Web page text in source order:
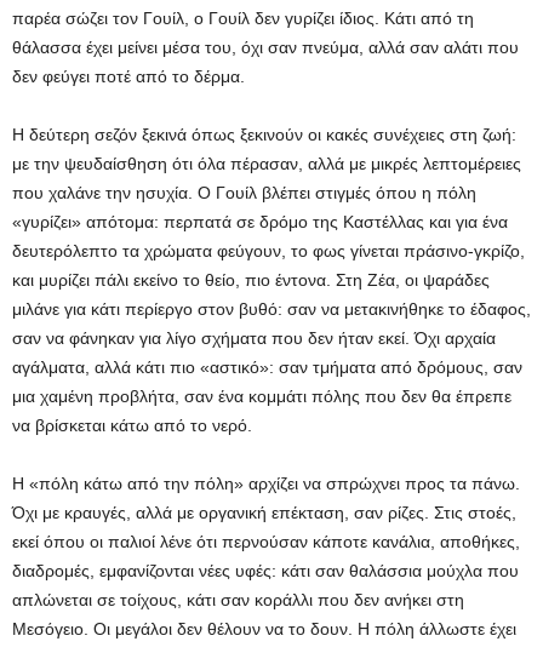
παρέα σώζει τον Γουίλ, ο Γουίλ δεν γυρίζει ίδιος. Κάτι από τη
θάλασσα έχει μείνει μέσα του, όχι σαν πνεύμα, αλλά σαν αλάτι που
δεν φεύγει ποτέ από το δέρμα.
Η δεύτερη σεζόν ξεκινά όπως ξεκινούν οι κακές συνέχειες στη ζωή:
με την ψευδαίσθηση ότι όλα πέρασαν, αλλά με μικρές λεπτομέρειες
που χαλάνε την ησυχία. Ο Γουίλ βλέπει στιγμές όπου η πόλη
«γυρίζει» απότομα: περπατά σε δρόμο της Καστέλλας και για ένα
δευτερόλεπτο τα χρώματα φεύγουν, το φως γίνεται πράσινο-γκρίζο,
και μυρίζει πάλι εκείνο το θείο, πιο έντονα. Στη Ζέα, οι ψαράδες
μιλάνε για κάτι περίεργο στον βυθό: σαν να μετακινήθηκε το έδαφος,
σαν να φάνηκαν για λίγο σχήματα που δεν ήταν εκεί. Όχι αρχαία
αγάλματα, αλλά κάτι πιο «αστικό»: σαν τμήματα από δρόμους, σαν
μια χαμένη προβλήτα, σαν ένα κομμάτι πόλης που δεν θα έπρεπε
να βρίσκεται κάτω από το νερό.
Η «πόλη κάτω από την πόλη» αρχίζει να σπρώχνει προς τα πάνω.
Όχι με κραυγές, αλλά με οργανική επέκταση, σαν ρίζες. Στις στοές,
εκεί όπου οι παλιοί λένε ότι περνούσαν κάποτε κανάλια, αποθήκες,
διαδρομές, εμφανίζονται νέες υφές: κάτι σαν θαλάσσια μούχλα που
απλώνεται σε τοίχους, κάτι σαν κοράλλι που δεν ανήκει στη
Μεσόγειο. Οι μεγάλοι δεν θέλουν να το δουν. Η πόλη άλλωστε έχει